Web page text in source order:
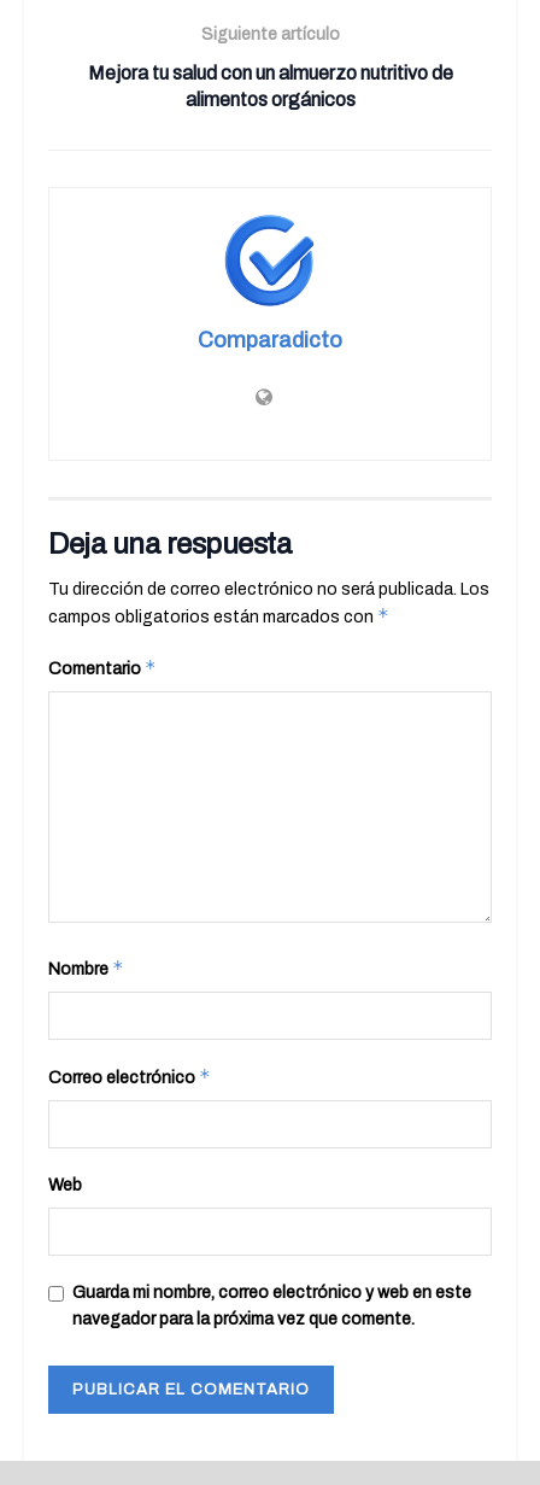
Siguiente artículo
Mejora tu salud con un almuerzo nutritivo de
alimentos orgánicos
Comparadicto
Deja una respuesta
Tu dirección de correo electrónico no será publicada. Los
campos obligatorios están marcados con *
Comentario *
Nombre *
Correo electrónico *
Web
Guarda mi nombre, correo electrónico y web en este
navegador para la próxima vez que comente.